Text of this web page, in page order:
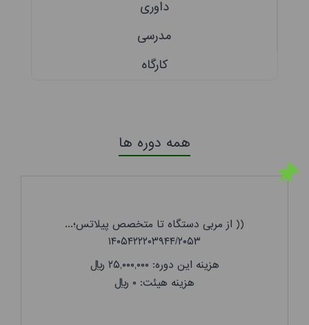
داوری
مدرسی
کارگاه
همه دوره ها
(( از مربی دستگاه تا متخصص پیلاتس؛...
۱۴۰۵۴۲۲۲۰۳۹۴۴/۲۰۵۳
هزینه این دوره: ۲۵,۰۰۰,۰۰۰
ریال
هزینه هیئت: ۰
ریال